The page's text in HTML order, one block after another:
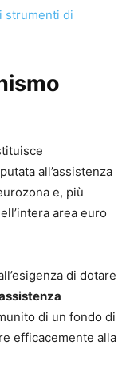
strumenti di
all’assistenza
e, più
area euro
di dotare
di un fondo di
efficacemente alla